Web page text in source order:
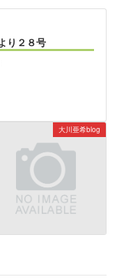
り２８号
大川亜希blog